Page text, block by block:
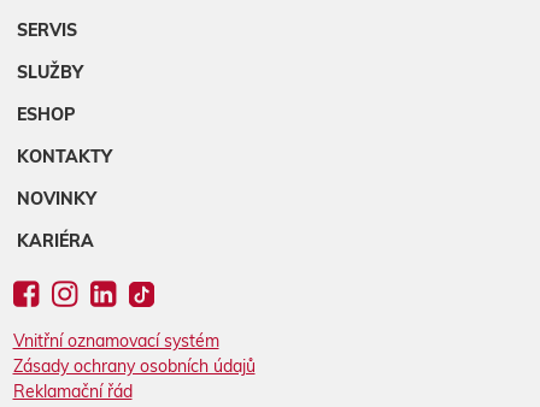
SERVIS
SLUŽBY
ESHOP
KONTAKTY
NOVINKY
KARIÉRA
Vnitřní oznamovací systém
Zásady ochrany osobních údajů
Reklamační řád